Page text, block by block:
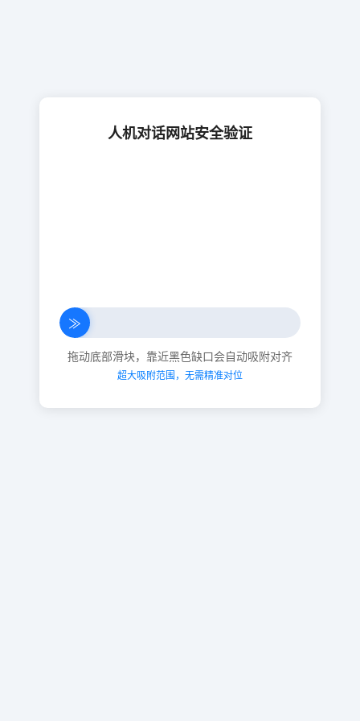
人机对话网站安全验证
≫
拖动底部滑块，靠近黑色缺口会自动吸附对齐
超大吸附范围，无需精准对位